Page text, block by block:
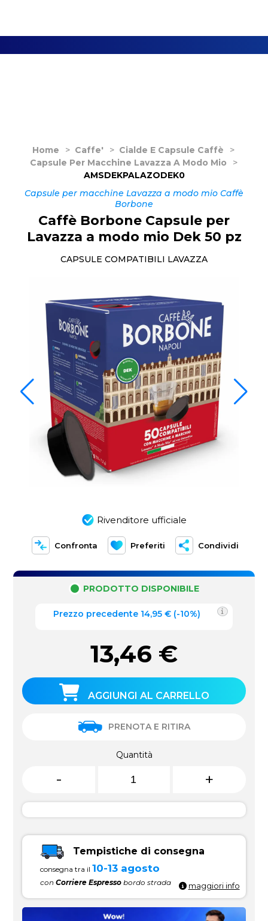
Home > Caffe' > Cialde E Capsule Caffè
>
Capsule Per Macchine Lavazza A Modo Mio
>
AMSDEKPALAZODEK0
Capsule per macchine Lavazza a modo mio Caffè
Borbone
Rivenditore ufficiale
Confronta Preferiti Condividi
Caffè Borbone Capsule per
Lavazza a modo mio Dek 50 pz
CAPSULE COMPATIBILI LAVAZZA
PRODOTTO DISPONIBILE
Prezzo precedente 14,95 € (-10%)
13,46 €
AGGIUNGI AL CARRELLO
PRENOTA E RITIRA
Quantità
- +
Tempistiche di consegna
consegna tra il 10-13 agosto
conCorriere Espresso bordo strada maggiori info